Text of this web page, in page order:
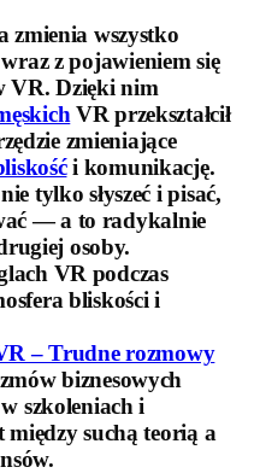
wszystko
z pojawieniem się
VR. Dzięki nim
VR przekształcił
zmieniające
i komunikację.
tylko słyszeć i pisać,
— a to radykalnie
osoby.
– Trudne rozmowy
biznesowych
szkoleniach i
suchą teorią a